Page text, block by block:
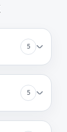
влаги
5
5